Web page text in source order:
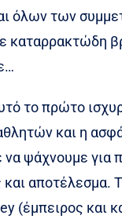
όλων των
καταρρακτώδη
το πρώτο
και η
να ψάχνουμε
και αποτέλεσμα.
(έμπειρος και